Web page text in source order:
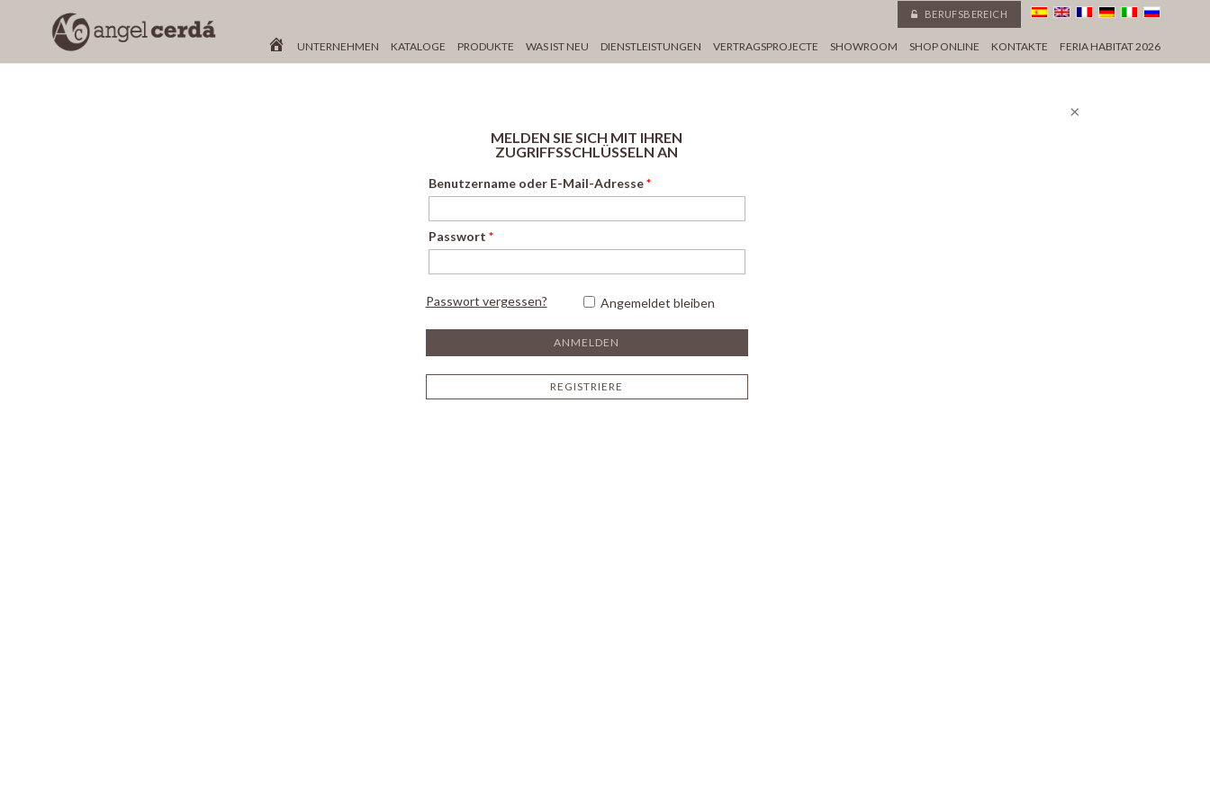
BERUFSBEREICH
UNTERNEHMEN KATALOGE PRODUKTE WAS IST NEU DIENSTLEISTUNGEN VERTRAGSPROJECTE SHOWROOM SHOP ONLINE KONTAKTE FERIA HABITAT 2026
MELDEN SIE SICH MIT IHREN
ZUGRIFFSSCHLÜSSELN AN
Benutzername oder E-Mail-Adresse*
Passwort *
Passwort vergessen? Angemeldet bleiben
REGISTRIERE
×